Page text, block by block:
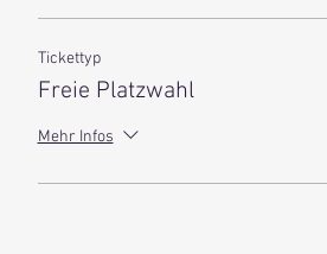
Tickettyp
Freie Platzwahl
Mehr Infos